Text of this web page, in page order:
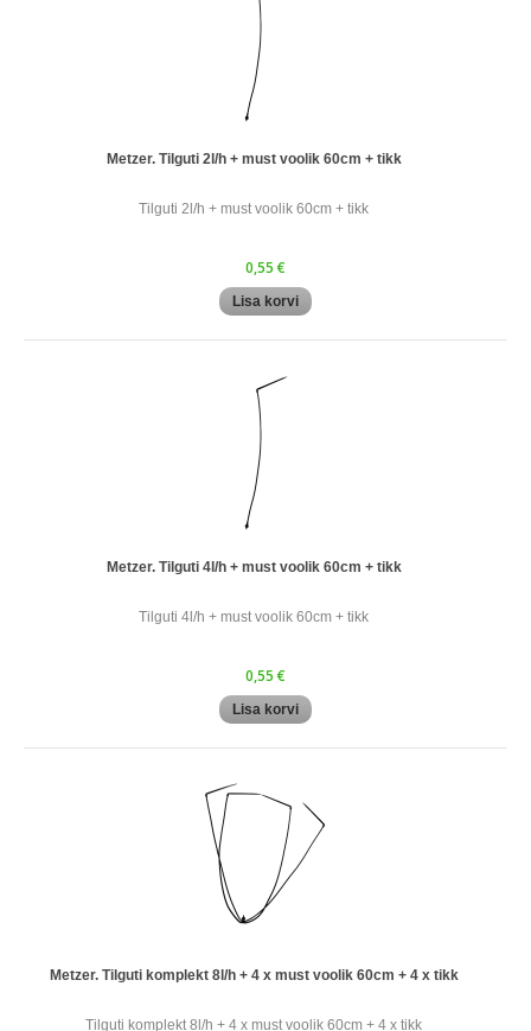
Metzer. Tilguti 2l/h + must voolik 60cm + tikk
Tilguti 2l/h + must voolik 60cm + tikk
0,55 €
Lisa korvi
Metzer. Tilguti 4l/h + must voolik 60cm + tikk
Tilguti 4l/h + must voolik 60cm + tikk
0,55 €
Lisa korvi
Metzer. Tilguti komplekt 8l/h + 4 x must voolik 60cm + 4 x tikk
Tilguti komplekt 8l/h + 4 x must voolik 60cm + 4 x tikk